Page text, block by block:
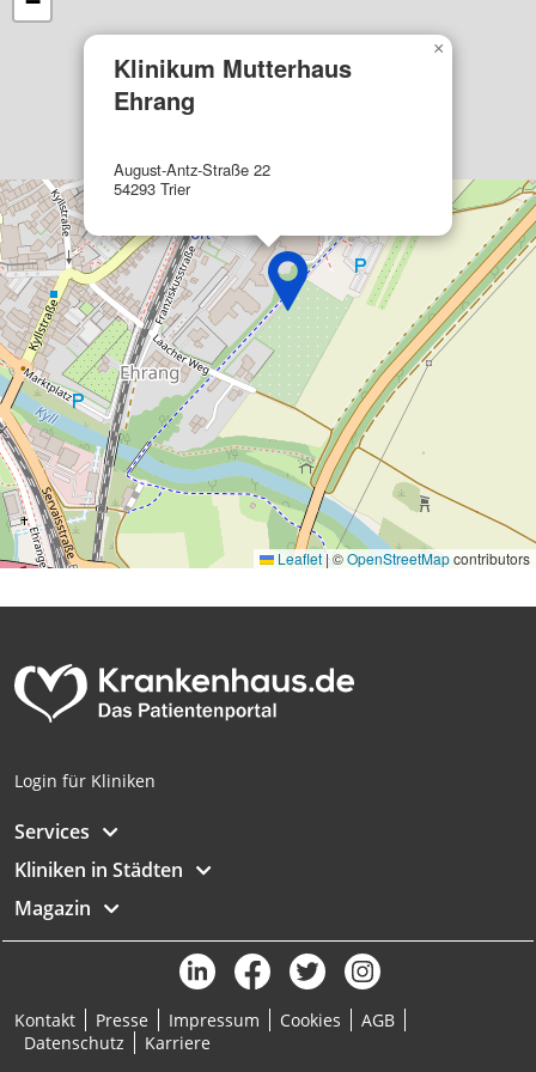
Klinikum Mutterhaus
Ehrang
August-Antz-Straße 22
54293 Trier
×
Leaflet|©OpenStreetMapcontributors
Login für Kliniken
Services
Kliniken in Städten
Magazin
Kontakt Presse Impressum Cookies
AGB
Datenschutz
Karriere
Funktional